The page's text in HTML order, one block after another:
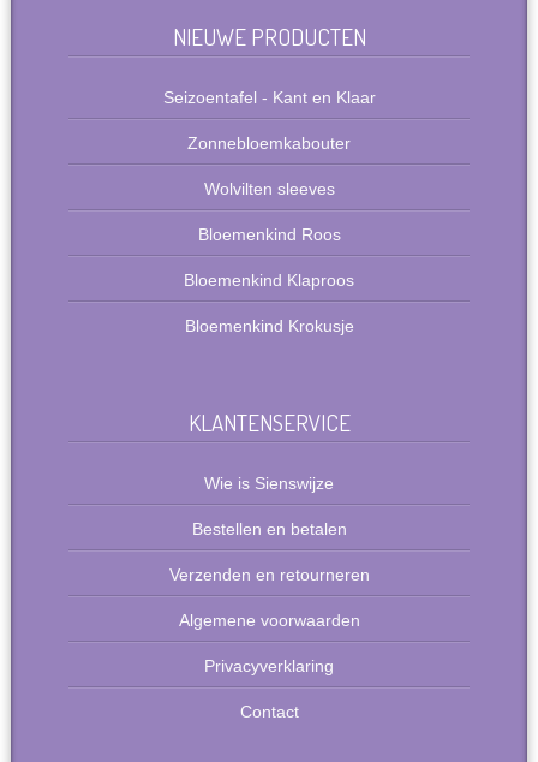
NIEUWE PRODUCTEN
Seizoentafel - Kant en Klaar
Zonnebloemkabouter
Wolvilten sleeves
Bloemenkind Roos
Bloemenkind Klaproos
Bloemenkind Krokusje
KLANTENSERVICE
Wie is Sienswijze
Bestellen en betalen
Verzenden en retourneren
Algemene voorwaarden
Privacyverklaring
Contact